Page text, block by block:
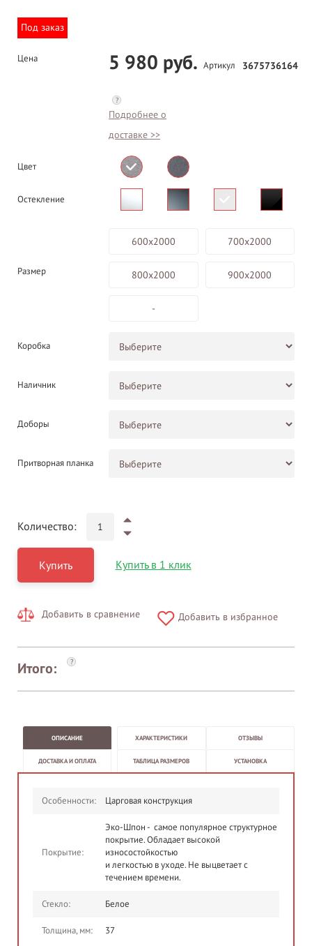
Под заказ
Цена 5 980 руб.
?
Подробнее о
доставке >>
Артикул 3675736164
Цвет
Остекление
Размер
600х2000 700х2000
800х2000 900х2000
-
Коробка
Наличник
Доборы
Притворная планка
Количество:
Купить Купить в 1 клик
Добавить в сравнение Добавить в избранное
Итого: ?
ОПИСАНИЕ ХАРАКТЕРИСТИКИ ОТЗЫВЫ
ДОСТАВКА И ОПЛАТА ТАБЛИЦА РАЗМЕРОВ УСТАНОВКА
Особенности: Царговая конструкция
Покрытие:
Эко-Шпон - самое популярное структурное
покрытие. Обладает высокой
износостойкостью
и легкостью в уходе. Не выцветает с
течением времени.
Стекло: Белое
Толщина, мм: 37